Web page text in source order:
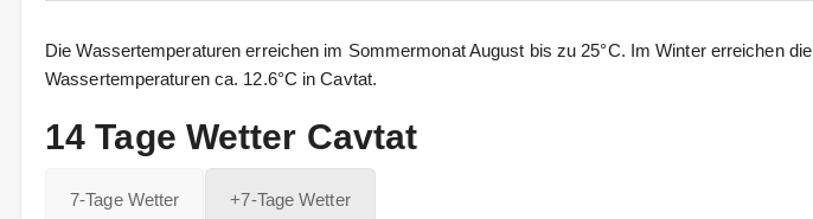
Die Wassertemperaturen erreichen im Sommermonat August bis zu 25°C. Im Winter erreichen die
Wassertemperaturen ca. 12.6°C in Cavtat.
14 Tage Wetter Cavtat
7-Tage Wetter +7-Tage Wetter